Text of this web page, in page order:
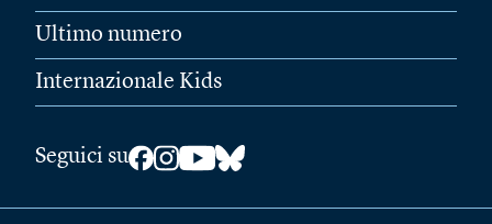
Ultimo numero
Internazionale Kids
Seguici su